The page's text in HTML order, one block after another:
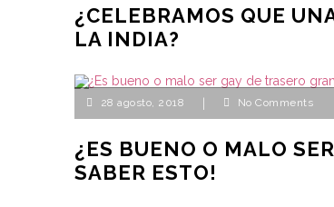
¿CELEBRAMOS QUE
LA INDIA?
28 agosto, 2018 No Comments
¿ES BUENO O MALO
SABER ESTO!